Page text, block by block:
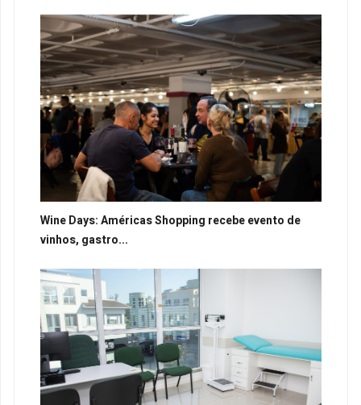
Wine Days: Américas Shopping recebe evento de
vinhos, gastro...